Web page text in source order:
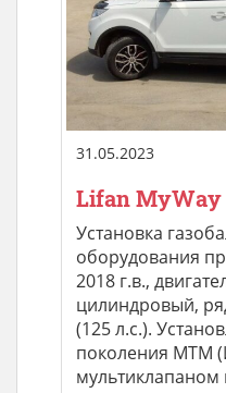
31.05.2023
Lifan MyWay
Установка
оборудования
2018 г.в.,
цилиндровый,
(125 л.с.).
поколения МТМ
мультиклапаном